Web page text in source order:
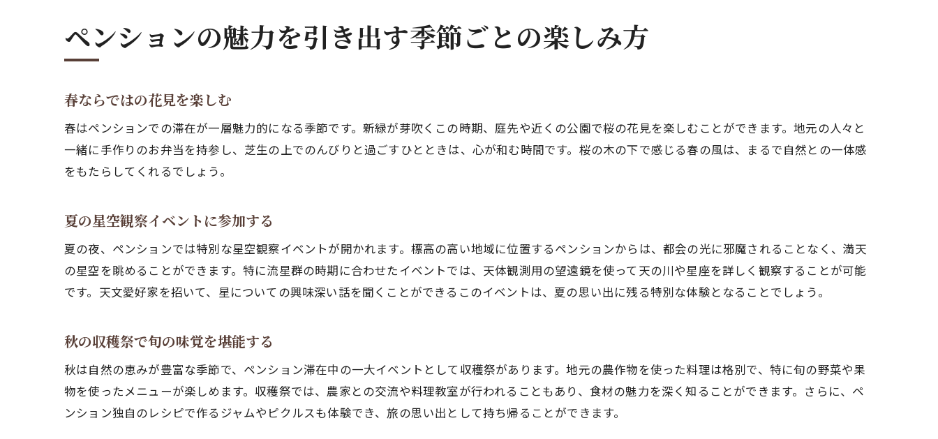
特別な瞬間を共有するためのプランを立てる
都会の喧騒を忘れてペンションでのんびり過ごす
静かな朝の散歩で一日を始める
火を囲んでゆったりとした夜を過ごす
ペンションの魅力を引き出す季節ごとの楽しみ方
春ならではの花見を楽しむ
春はペンションでの滞在が一層魅力的になる季節です。新緑が芽吹くこの時期、庭先や近くの公園で桜の花見を楽しむことができます。地元の人々と
一緒に手作りのお弁当を持参し、芝生の上でのんびりと過ごすひとときは、心が和む時間です。桜の木の下で感じる春の風は、まるで自然との一体感
をもたらしてくれるでしょう。
夏の星空観察イベントに参加する
夏の夜、ペンションでは特別な星空観察イベントが開かれます。標高の高い地域に位置するペンションからは、都会の光に邪魔されることなく、満天
の星空を眺めることができます。特に流星群の時期に合わせたイベントでは、天体観測用の望遠鏡を使って天の川や星座を詳しく観察することが可能
です。天文愛好家を招いて、星についての興味深い話を聞くことができるこのイベントは、夏の思い出に残る特別な体験となることでしょう。
秋の収穫祭で旬の味覚を堪能する
秋は自然の恵みが豊富な季節で、ペンション滞在中の一大イベントとして収穫祭があります。地元の農作物を使った料理は格別で、特に旬の野菜や果
物を使ったメニューが楽しめます。収穫祭では、農家との交流や料理教室が行われることもあり、食材の魅力を深く知ることができます。さらに、ペ
ンション独自のレシピで作るジャムやピクルスも体験でき、旅の思い出として持ち帰ることができます。